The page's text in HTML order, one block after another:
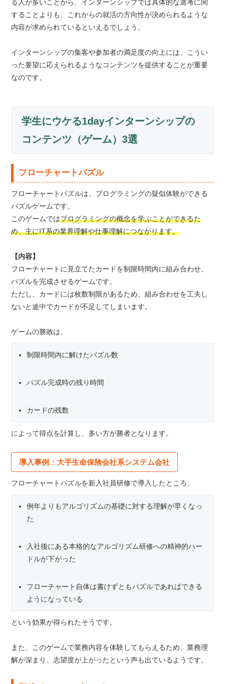
る人が多いことから、インターンシップでは具体的な選考に関
することよりも、これからの就活の方向性が決められるような
内容が求められているといえるでしょう。
インターンシップの集客や参加者の満足度の向上には、こうい
った要望に応えられるようなコンテンツを提供することが重要
なのです。
学生にウケる1dayインターンシップの
コンテンツ（ゲーム）3選
フローチャートパズル
フローチャートパズルは、プログラミングの疑似体験ができる
パズルゲームです。
このゲームではプログラミングの概念を学ぶことができるた
め、主にIT系の業界理解や仕事理解につながります。
【内容】
フローチャートに見立てたカードを制限時間内に組み合わせ、
パズルを完成させるゲームです。
ただし、カードには枚数制限があるため、組み合わせを工夫し
ないと途中でカードが不足してしまいます。
ゲームの勝敗は、
制限時間内に解けたパズル数
パズル完成時の残り時間
カードの残数
によって得点を計算し、多い方が勝者となります。
導入事例：大手生命保険会社系システム会社
フローチャートパズルを新入社員研修で導入したところ、
例年よりもアルゴリズムの基礎に対する理解が早くなっ
た
入社後にある本格的なアルゴリズム研修への精神的ハー
ドルが下がった
フローチャート自体は書けずともパズルであればできる
ようになっている
という効果が得られたそうです。
また、このゲームで業務内容を体験してもらえるため、業務理
解が深まり、志望度が上がったという声も出ているようです。